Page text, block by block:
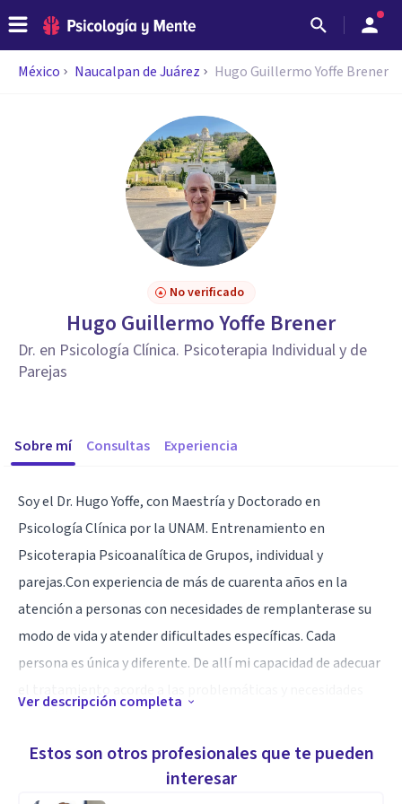
México Naucalpan de Juárez Hugo Guillermo Yoffe Brener
No verificado
Hugo Guillermo Yoffe Brener
Dr. en Psicología Clínica. Psicoterapia Individual y de
Parejas
Sobre mí Consultas Experiencia
Soy el Dr. Hugo Yoffe, con Maestría y Doctorado en
Psicología Clínica por la UNAM. Entrenamiento en
Psicoterapia Psicoanalítica de Grupos, individual y
parejas.Con experiencia de más de cuarenta años en la
atención a personas con necesidades de remplanterase su
modo de vida y atender dificultades específicas. Cada
persona es única y diferente. De allí mi capacidad de adecuar
Especialidad
Ver descripción completa
Estos son otros profesionales que te pueden
interesar